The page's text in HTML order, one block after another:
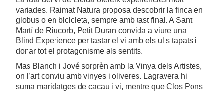
variades. Raimat Natura proposa descobrir la finca en
globus o en bicicleta, sempre amb tast final. A Sant
Martí de Riucorb, Petit Duran convida a viure una
Blind Experience per tastar el vi amb els ulls tapats i
donar tot el protagonisme als sentits.
Mas Blanch i Jové sorprèn amb la Vinya dels Artistes,
on l’art conviu amb vinyes i oliveres. Lagravera hi
suma maridatges de cacau i vi, mentre que Clos Pons